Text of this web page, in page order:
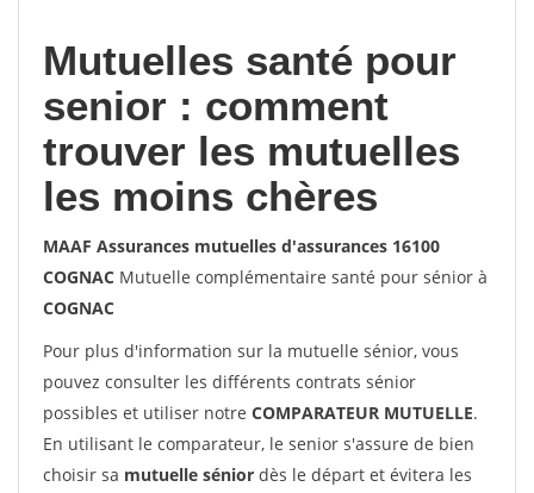
Mutuelles santé pour
senior : comment
trouver les mutuelles
les moins chères
MAAF Assurances mutuelles d'assurances 16100
COGNAC Mutuelle complémentaire santé pour sénior à
COGNAC
Pour plus d'information sur la mutuelle sénior, vous
pouvez consulter les différents contrats sénior
possibles et utiliser notre COMPARATEUR MUTUELLE.
En utilisant le comparateur, le senior s'assure de bien
choisir sa mutuelle sénior dès le départ et évitera les